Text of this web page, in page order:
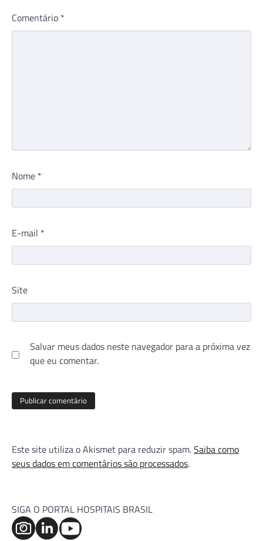
Comentário *
Nome *
E-mail *
Site
Salvar meus dados neste navegador para a próxima vez
que eu comentar.
Este site utiliza o Akismet para reduzir spam.Saiba como
seus dados em comentários são processados.
SIGA O PORTAL HOSPITAIS BRASIL